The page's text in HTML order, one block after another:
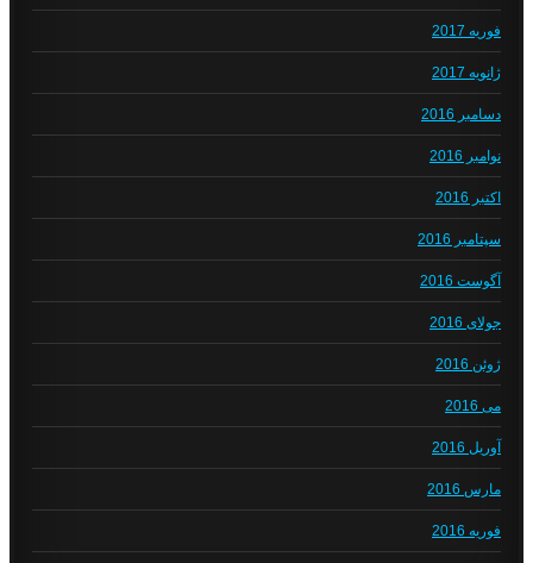
فوریه 2017
ژانویه 2017
دسامبر 2016
نوامبر 2016
اکتبر 2016
سپتامبر 2016
آگوست 2016
جولای 2016
ژوئن 2016
می 2016
آوریل 2016
مارس 2016
فوریه 2016